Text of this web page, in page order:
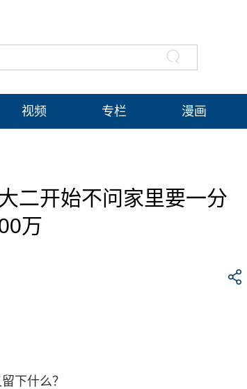
视频 专栏 漫画
二开始不问家里要一分
万
下什么？